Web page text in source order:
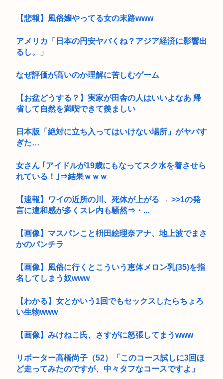
【悲報】風俗嬢やってる女の末路www
アメリカ「日本の円安ヤバくね？アジア経済に影響出
るし。」
なぜ評価が高いのか理解に苦しむゲーム
【お盆どうする？】実家が田舎の人はいいよなあ 帰
省して自然を満喫できて羨ましい
日本版「絶対に立ち入ってはいけない場所」がヤバす
ぎた…
女さん ｢アイドルが19歳にもなってスク水を着させら
れている！｣⇒結果ｗｗｗ
【速報】ワイの近所の川、死体が上がる → >>1の発
言に違和感が多くスレ内も騒然⇒・...
【画像】マスパンこと枡田絵理奈アナ、地上波でまさ
かのパンチラ
【画像】風俗に行くとこういう恵体メロン乳(35)を指
名してしまう奴www
【わかる】女とかいう1回でもセックスしたらちょろ
い生物www
【画像】みけねこ氏、さすがに怒張してまうwww
リポーター高橋尚子（52）「このコース試しに3回ほ
ど走ってみたのですが、中々タフなコースですよ」